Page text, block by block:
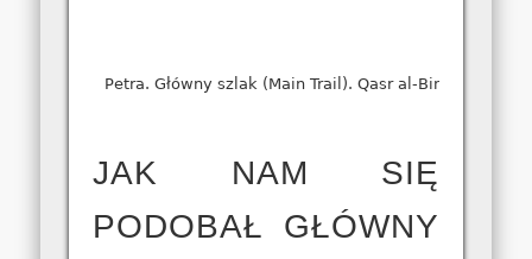
Petra. Główny szlak (Main Trail). Qasr al-Bint.
JAK NAM SIĘ
PODOBAŁ GŁÓWNY